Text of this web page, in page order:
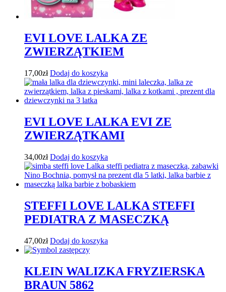
EVI LOVE LALKA ZE
ZWIERZĄTKIEM
17,00zł Dodaj do koszyka
EVI LOVE LALKA EVI ZE
ZWIERZĄTKAMI
34,00zł Dodaj do koszyka
STEFFI LOVE LALKA STEFFI
PEDIATRA Z MASECZKĄ
47,00zł Dodaj do koszyka
KLEIN WALIZKA FRYZIERSKA
BRAUN 5862